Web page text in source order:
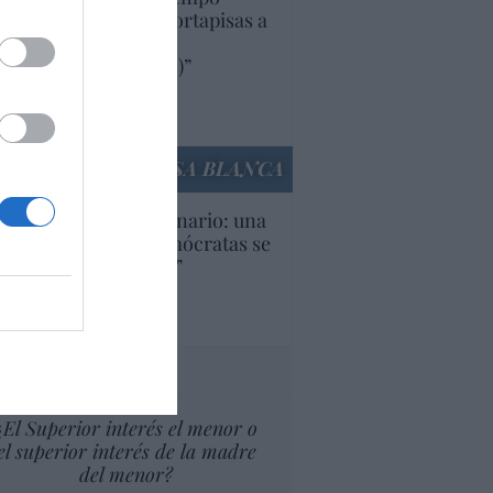
aranceles y cortapisas a
y compañías
(y europeas)”
anteriores
LA CASA BLANCA
Inquietante escenario: una
parte de los demócratas se
como “socialista”
Superior interés el menor o
superior interés de la madre
del menor?